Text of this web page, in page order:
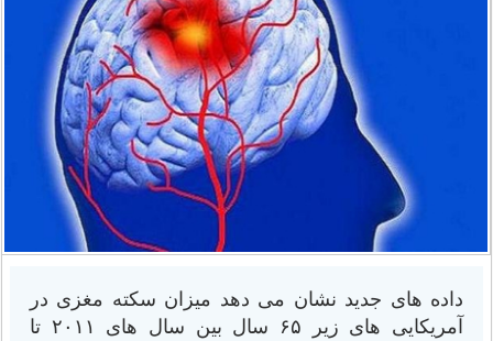
داده های جدید نشان می دهد میزان سکته مغزی در
آمریکایی های زیر ۶۵ سال بین سال های ۲۰۱۱ تا